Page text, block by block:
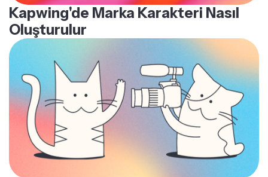
Kapwing'de Marka Karakteri Nasıl
Oluşturulur